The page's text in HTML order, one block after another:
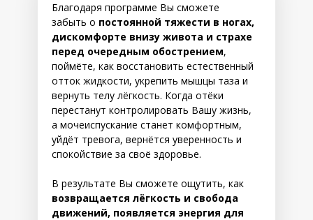
Благодаря программе Вы сможете
забыть о постоянной тяжести в ногах,
дискомфорте внизу живота и страхе
перед очередным обострением,
поймёте, как восстановить естественный
отток жидкости, укрепить мышцы таза и
вернуть телу лёгкость. Когда отёки
перестанут контролировать Вашу жизнь,
а мочеиспускание станет комфортным,
уйдёт тревога, вернётся уверенность и
спокойствие за своё здоровье.
В результате Вы сможете ощутить, как
возвращается лёгкость и свобода
движений, появляется энергия для